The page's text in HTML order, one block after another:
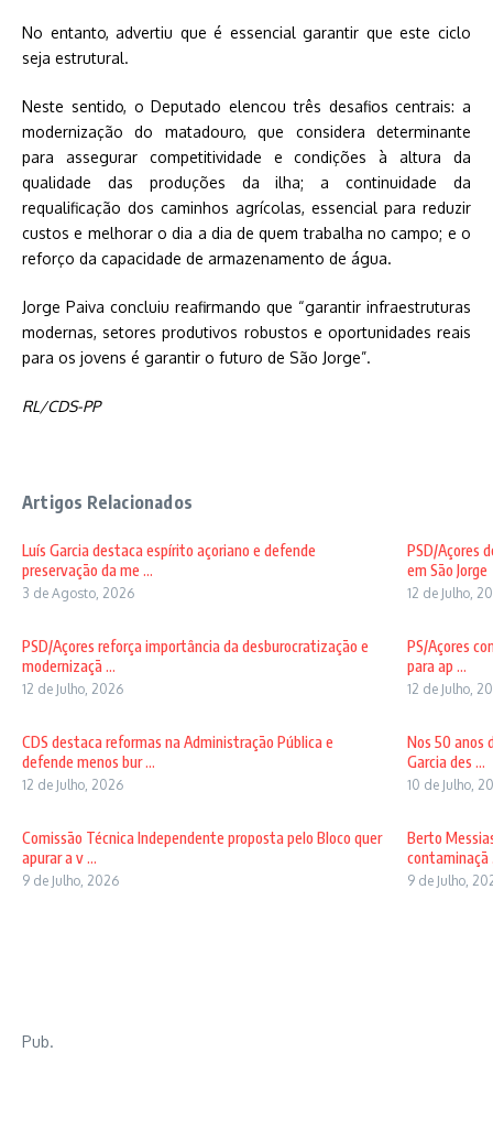
No entanto, advertiu que é essencial garantir que este ciclo
seja estrutural.
Neste sentido, o Deputado elencou três desafios centrais: a
modernização do matadouro, que considera determinante
para assegurar competitividade e condições à altura da
qualidade das produções da ilha; a continuidade da
requalificação dos caminhos agrícolas, essencial para reduzir
custos e melhorar o dia a dia de quem trabalha no campo; e o
reforço da capacidade de armazenamento de água.
Jorge Paiva concluiu reafirmando que “garantir infraestruturas
modernas, setores produtivos robustos e oportunidades reais
para os jovens é garantir o futuro de São Jorge”.
RL/CDS-PP
Artigos Relacionados
Luís Garcia destaca espírito açoriano e defende
preservação da me ...
3 de Agosto, 2026
PSD/Açores
em São Jorge
12 de Julho,
PSD/Açores reforça importância da desburocratização e
modernizaçã ...
12 de Julho, 2026
PS/Açores
para ap ...
12 de Julho,
CDS destaca reformas na Administração Pública e
defende menos bur ...
12 de Julho, 2026
Nos 50 anos
Garcia des ...
10 de Julho,
Comissão Técnica Independente proposta pelo Bloco quer
apurar a v ...
9 de Julho, 2026
Berto
contaminaçã
9 de Julho,
Pub.